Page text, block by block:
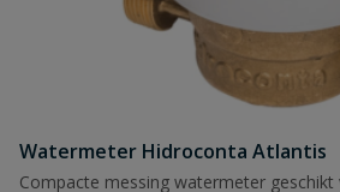
Beoordeling
Beoordeling versturen
Watermeter Hidroconta Atlantis
Compacte messing watermeter